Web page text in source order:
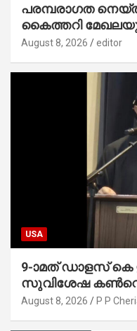
പരമ്പരാഗത
കൈത്തറി
സാധ്യമാക്കും :
August 8, 2026 editor
USA
9-ാമത് ഡാളസ് കെ ഇ സി എഫ് സംയുക്ത
സുവിശേഷ
August 8, 2026 P P